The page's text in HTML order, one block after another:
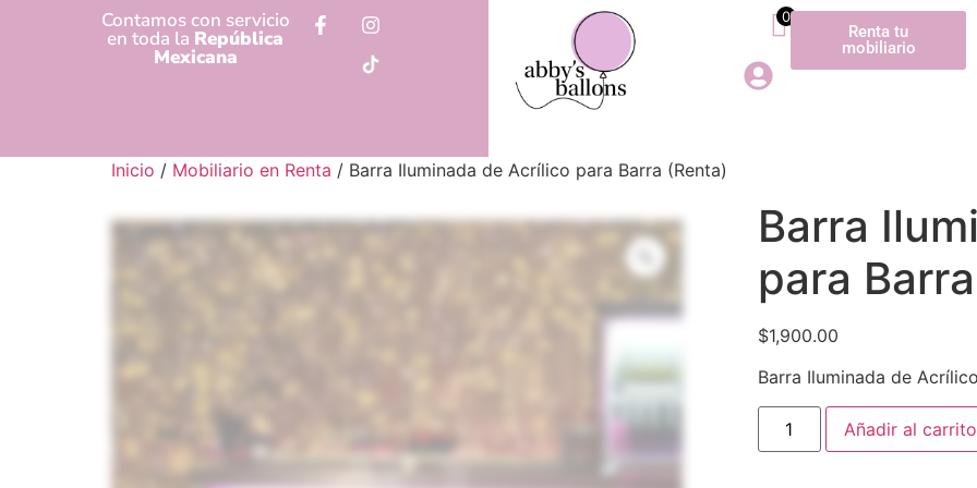
Contamos con servicio
en toda la República
Mexicana
0
Renta tu
mobiliario
Inicio / Mobiliario en Renta / Barra Iluminada de Acrílico para Barra (Renta)
Barra
para
$1,900.00
Barra Iluminada de
Añadir al carrito